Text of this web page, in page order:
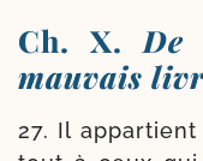
Ch. X. De
mauvais
27. Il